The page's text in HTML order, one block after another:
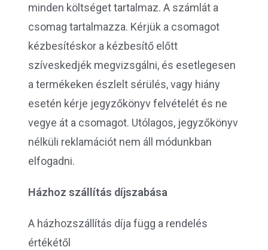
minden költséget tartalmaz. A számlát a
csomag tartalmazza. Kérjük a csomagot
kézbesítéskor a kézbesítő előtt
szíveskedjék megvizsgálni, és esetlegesen
a termékeken észlelt sérülés, vagy hiány
esetén kérje jegyzőkönyv felvételét és ne
vegye át a csomagot. Utólagos, jegyzőkönyv
nélküli reklamációt nem áll módunkban
elfogadni.
Házhoz szállítás díjszabása
A házhozszállítás díja függ a rendelés
értékétől